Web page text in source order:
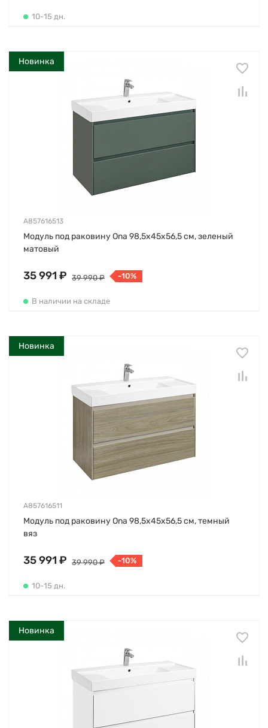
10-15 дн.
Новинка
A857616513
Модуль под раковину Ona 98,5х45х56,5 см, зеленый
матовый
35 991 ₽ 39 990 ₽ -10%
В наличии на складе
Новинка
A857616511
Модуль под раковину Ona 98,5х45х56,5 см, темный
вяз
35 991 ₽ 39 990 ₽ -10%
10-15 дн.
Новинка